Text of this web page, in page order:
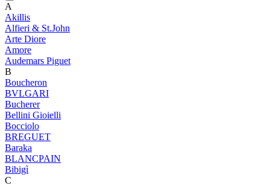
A
Akillis
Alfieri & St.John
Arte Diore
Amore
Audemars Piguet
B
Boucheron
BVLGARI
Bucherer
Bellini Gioielli
Bocciolo
BREGUET
Baraka
BLANCPAIN
Bibigì
C